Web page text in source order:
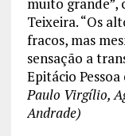
Teixeira. “Os
fracos, mas
sensação a
Epitácio
Paulo Virgílio,
Andrade)